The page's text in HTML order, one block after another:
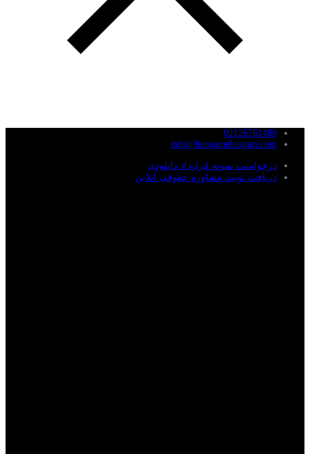
02126761488
info@hengamehasgari.com
درخواست نمونه قرارداد دانلودی
دریافت نوبت مشاوره حقوقی آنلاین